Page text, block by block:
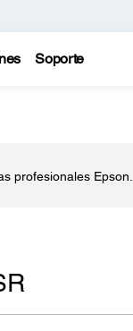
Soporte
profesionales Epson.